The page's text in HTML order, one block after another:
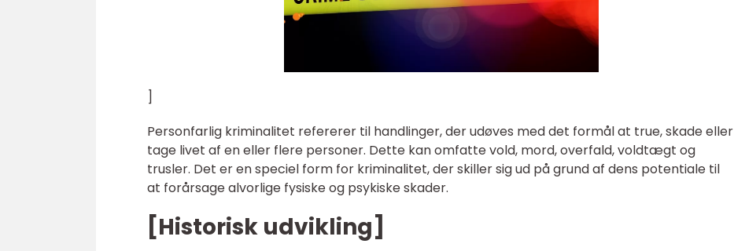
]
Personfarlig kriminalitet refererer til handlinger, der udøves med det formål at true, skade eller
tage livet af en eller flere personer. Dette kan omfatte vold, mord, overfald, voldtægt og
trusler. Det er en speciel form for kriminalitet, der skiller sig ud på grund af dens potentiale til
at forårsage alvorlige fysiske og psykiske skader.
[Historisk udvikling]